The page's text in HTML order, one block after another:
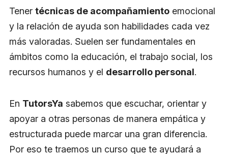
Tener técnicas de acompañamiento emocional
y la relación de ayuda son habilidades cada vez
más valoradas. Suelen ser fundamentales en
ámbitos como la educación, el trabajo social, los
recursos humanos y el desarrollo personal.
En TutorsYa sabemos que escuchar, orientar y
apoyar a otras personas de manera empática y
estructurada puede marcar una gran diferencia.
Por eso te traemos un curso que te ayudará a